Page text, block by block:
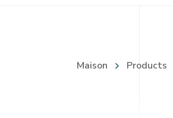
Maison Products